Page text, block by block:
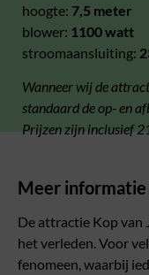
hoogte: 7,5 meter
blower: 1100 watt
stroomaansluiting:
Wanneer wij de
standaard de op- en
Prijzen zijn inclusief
Meer informatie
De attractie Kop van
het verleden. Voor
fenomeen, waarbij